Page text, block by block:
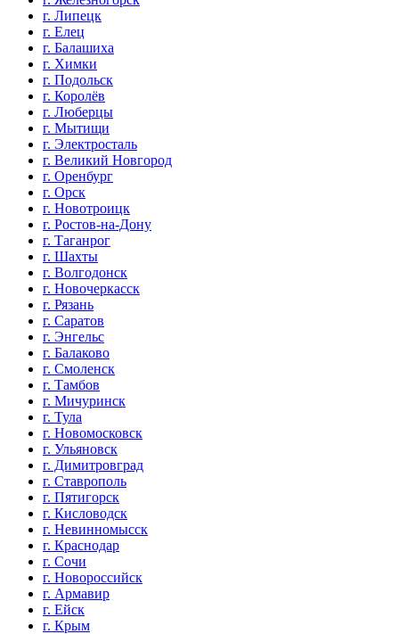
г. Липецк
г. Елец
г. Балашиха
г. Химки
г. Подольск
г. Королёв
г. Люберцы
г. Мытищи
г. Электросталь
г. Великий Новгород
г. Оренбург
г. Орск
г. Новотроицк
г. Ростов-на-Дону
г. Таганрог
г. Шахты
г. Волгодонск
г. Новочеркасск
г. Рязань
г. Саратов
г. Энгельс
г. Балаково
г. Смоленск
г. Тамбов
г. Мичуринск
г. Тула
г. Новомосковск
г. Ульяновск
г. Димитровград
г. Ставрополь
г. Пятигорск
г. Кисловодск
г. Невинномысск
г. Краснодар
г. Сочи
г. Новороссийск
г. Армавир
г. Ейск
г. Крым